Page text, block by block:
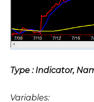
Type : Indicator,
Variables: